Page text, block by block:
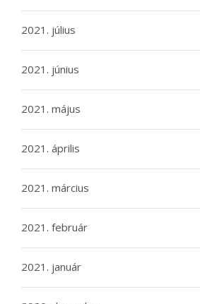
2021. július
2021. június
2021. május
2021. április
2021. március
2021. február
2021. január